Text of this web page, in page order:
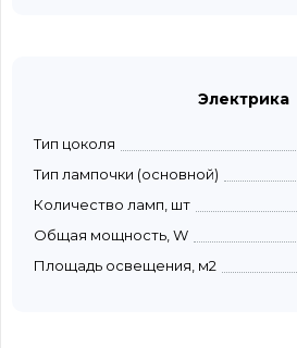
Электрика
Тип цоколя
Тип лампочки (основной)
Количество ламп, шт
Общая мощность, W
Площадь освещения, м2